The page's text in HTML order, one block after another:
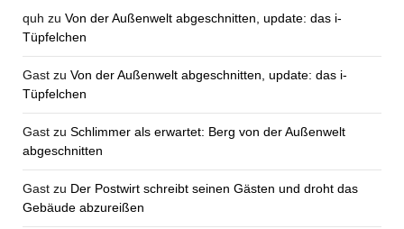
quh zu Von der Außenwelt abgeschnitten, update: das i-
Tüpfelchen
Gast zu Von der Außenwelt abgeschnitten, update: das i-
Tüpfelchen
Gast zu Schlimmer als erwartet: Berg von der Außenwelt
abgeschnitten
Gast zu Der Postwirt schreibt seinen Gästen und droht das
Gebäude abzureißen